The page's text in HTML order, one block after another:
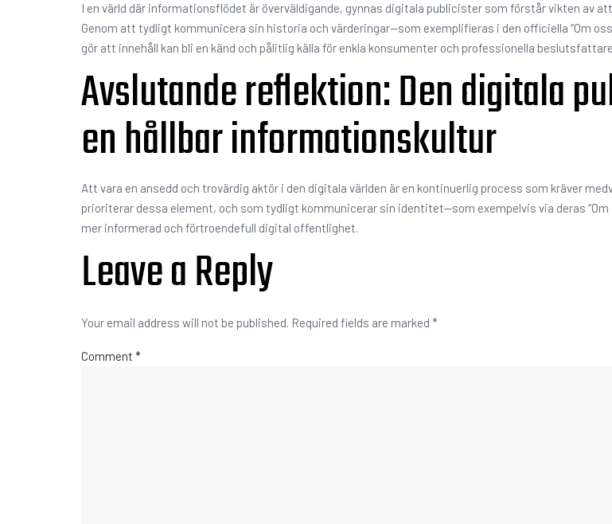
I en värld där informationsflödet är överväldigande, gynnas digitala publicister som förstår vikten av
Genom att tydligt kommunicera sin historia och värderingar—som exemplifieras i den officiella “Om
gör att innehåll kan bli en känd och pålitlig källa för enkla konsumenter och professionella
Avslutande reflektion: Den digitala
en hållbar informationskultur
Att vara en ansedd och trovärdig aktör i den digitala världen är en kontinuerlig process som kräver
prioriterar dessa element, och som tydligt kommunicerar sin identitet—som exempelvis via deras
mer informerad och förtroendefull digital offentlighet.
Leave a Reply
Your email address will not be published. Required fields are marked *
Comment *